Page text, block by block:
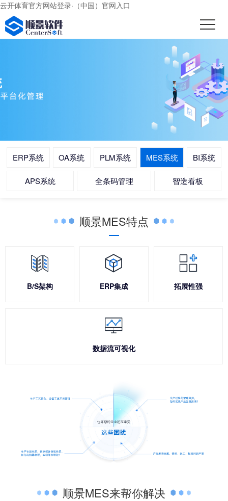
云开体育官方网站登录·（中国）官网入口
ERP系统 OA系统 PLM系统 MES系统 BI系统
APS系统 全条码管理 智造看板
顺景MES特点
B/S架构 ERP集成 拓展性强
数据流可视化
顺景MES来帮你解决